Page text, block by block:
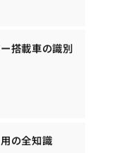
搭載車の識別
の全知識